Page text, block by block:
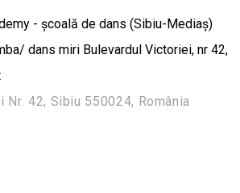
- școală de dans (Sibiu-Mediaș)
dans miri Bulevardul Victoriei, nr 42,
Nr. 42, Sibiu 550024, România